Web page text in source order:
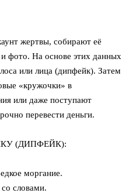
жертвы, собирают её
фото. На основе этих данных
или лица (дипфейк). Затем
«кружочки» в
или даже поступают
перевести деньги.
(ДИПФЕЙК):
моргание.
словами.